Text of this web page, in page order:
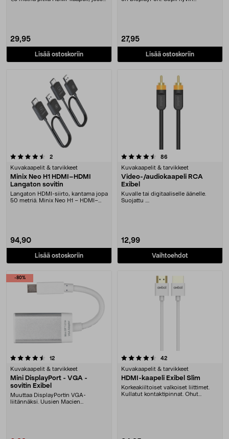
29,95
Lisää ostoskoriin
27,95
Lisää ostoskoriin
2arvostelut
Kuvakaapelit & tarvikkeet
Minix Neo H1 HDMI–HDMI
Langaton sovitin
Langaton HDMI-siirto, kantama jopa
50 metriä. Minix Neo H1 – HDMI–
94,90
Lisää ostoskoriin
4.5 viidestä tähdestä 86
Kuvakaapelit & tarvikkeet
Video-/audiokaapeli RCA
Exibel
Kuvalle tai digitaaliselle äänelle.
Suojattu ....
12,99
Vaihtoehdot
-80%
12arvostelut
Kuvakaapelit & tarvikkeet
Mini DisplayPort - VGA -
sovitin Exibel
Muuttaa DisplayPortin VGA-
liitännäksi. Uusien Macien
4.5 viidestä tähdestä 42arvostelut
Kuvakaapelit & tarvikkeet
HDMI-kaapeli Exibel Slim
Korkeakiiltoiset valkoiset liittimet.
Kullatut kontaktipinnat. Ohut